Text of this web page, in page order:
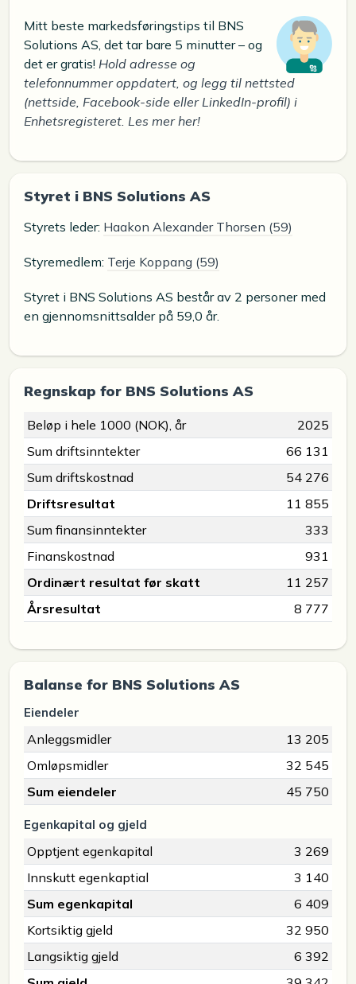
Mitt beste markedsføringstips til BNS
Solutions AS, det tar bare 5 minutter – og
det er gratis! Hold adresse og
telefonnummer oppdatert, og legg til nettsted
(nettside, Facebook-side eller LinkedIn-profil) i
Enhetsregisteret. Les mer her!
Styret i BNS Solutions AS
Styrets leder: Haakon Alexander Thorsen (59)
Styremedlem: Terje Koppang (59)
Styret i BNS Solutions AS består av 2 personer med
en gjennomsnittsalder på 59,0 år.
Regnskap for BNS Solutions AS
Beløp i hele 1000 (NOK), år
2025
Sum driftsinntekter
66 131
Sum driftskostnad
54 276
Driftsresultat
11 855
Sum finansinntekter
333
Finanskostnad
931
Ordinært resultat før skatt
11 257
Årsresultat
8 777
Balanse for BNS Solutions AS
Eiendeler
Anleggsmidler
13 205
Omløpsmidler
32 545
Sum eiendeler
45 750
Egenkapital og gjeld
Opptjent egenkapital
3 269
Innskutt egenkaptial
3 140
Sum egenkapital
6 409
Kortsiktig gjeld
32 950
Langsiktig gjeld
6 392